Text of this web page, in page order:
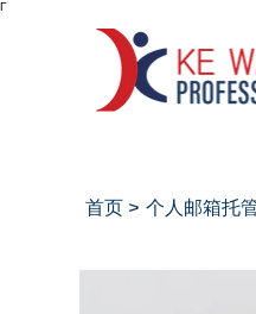
Γ
首页 > 个人邮箱托